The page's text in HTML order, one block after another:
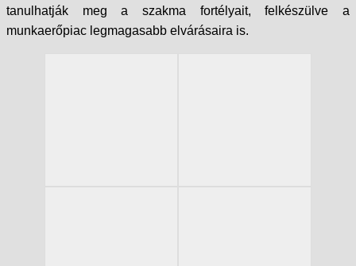
tanulhatják meg a szakma fortélyait, felkészülve a
munkaerőpiac legmagasabb elvárásaira is.